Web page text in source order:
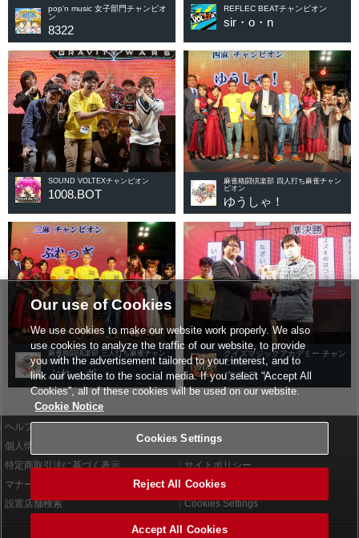
pop'n music 女子部門チャンピオ
ン
8322
REFLEC BEATチャンピオン
sir・o・n
SOUND VOLTEXチャンピオン
1008.BOT
麻雀格闘倶楽部 四人打ち麻雀チャン
ピオン
ゆうしゃ！
麻雀格闘倶楽部 三人打ち麻雀チャン
ピオン
ぶれっざ
クイズマジックアカデミー チャン
ピオン
ウエスト
ヘルプ
利用規約
個人情報等保護方針
外部送信について
特定商取引法に基づく表示
サイトポリシー
マナー＆ルール
お問い合わせ
設置店舗検索
Cookies Settings
Our use of Cookies
We use cookies to make our website work properly. We also
use cookies to analyze the traffic of our website, to provide
you with the advertisement tailored to your interest, and to
link our website to the social media. If you select “Accept All
Cookies”, all of these cookies will be used on our website.
Cookie Notice
Cookies Settings
Reject All Cookies
Accept All Cookies